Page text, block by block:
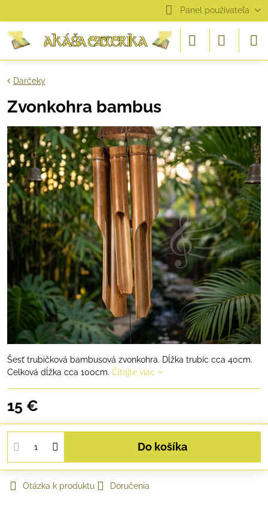
Panel používateľa
Darčeky
Zvonkohra bambus
Šesť trubičková bambusová zvonkohra. Dĺžka trubíc cca 40cm.
Celková dĺžka cca 100cm. Čítajte viac
15 €
Do košíka
Otázka k produktu Doručenia